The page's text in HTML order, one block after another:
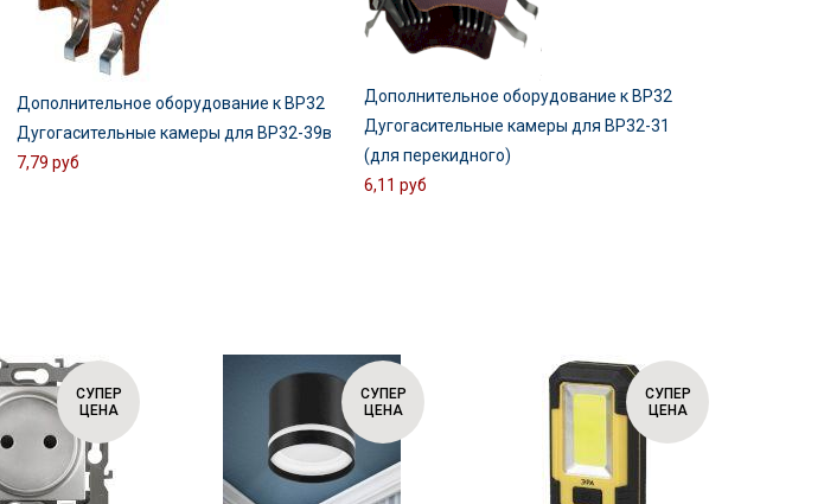
Дополнительное оборудование к ВР32
Дугогасительные камеры для ВР32-39в
7,79 руб
Дополнительное оборудование к ВР32
Дугогасительные камеры для ВР32-31
(для перекидного)
6,11 руб
СУПЕР
ЦЕНА
СУПЕР
ЦЕНА
СУПЕР
ЦЕНА